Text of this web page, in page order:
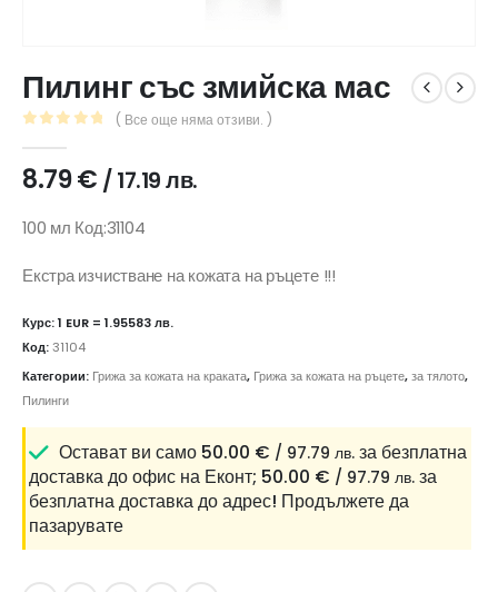
Пилинг със змийска мас
( Все още няма отзиви. )
8.79€ / 17.19 лв.
100 мл Код:31104
Екстра изчистване на кожата на ръцете !!!
Курс: 1 EUR = 1.95583 лв.
Код:31104
Категории: Грижа за кожата на краката, Грижа за кожата на ръцете,за тялото,
Пилинги
Остават ви само 50.00 € / 97.79 лв. за безплатна
доставка до офис на Еконт; 50.00 € / 97.79 лв. за
безплатна доставка до адрес! Продължете да
пазарувате